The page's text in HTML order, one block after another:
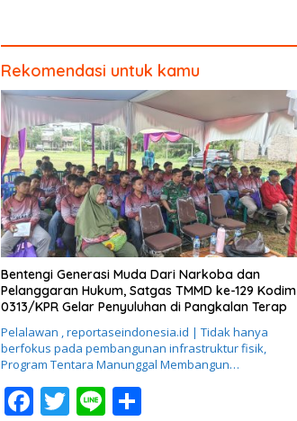
Rekomendasi untuk kamu
Bentengi Generasi Muda Dari Narkoba dan
Pelanggaran Hukum, Satgas TMMD ke-129 Kodim
0313/KPR Gelar Penyuluhan di Pangkalan Terap
Pelalawan , reportaseindonesia.id | Tidak hanya
berfokus pada pembangunan infrastruktur fisik,
Program Tentara Manunggal Membangun…
F T Li